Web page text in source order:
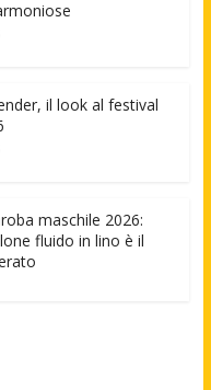
il look al festival
maschile 2026:
fluido in lino è il